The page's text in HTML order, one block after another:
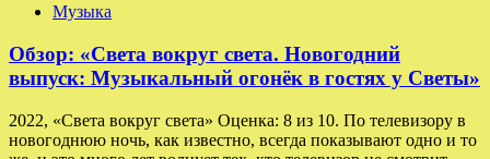
Музыка
Обзор: «Света вокруг света. Новогодний
выпуск: Музыкальный огонёк в гостях у Светы»
2022, «Света вокруг света» Оценка: 8 из 10. По телевизору в
новогоднюю ночь, как известно, всегда показывают одно и то